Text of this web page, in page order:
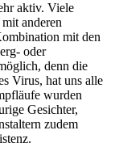
aktiv. Viele
anderen
mit den
oder
denn die
Virus, hat uns alle
wurden
Gesichter,
zudem